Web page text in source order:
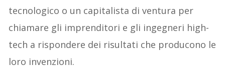
tecnologico o un capitalista di ventura per
chiamare gli imprenditori e gli ingegneri high-
tech a rispondere dei risultati che producono le
loro invenzioni.